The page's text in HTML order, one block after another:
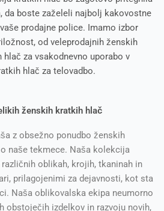
da boste zaželeli najbolj kakovostne
prodajne police. Imamo izbor
od veleprodajnih ženskih
za vsakodnevno uporabo v
hlač za telovadbo.
ženskih kratkih hlač
z obsežno ponudbo ženskih
naše tekmece. Naša kolekcija
oblikah, krojih, tkaninah in
prilagojenimi za dejavnosti, kot sta
Naša oblikovalska ekipa neumorno
obstoječih izdelkov in razvoju novih,